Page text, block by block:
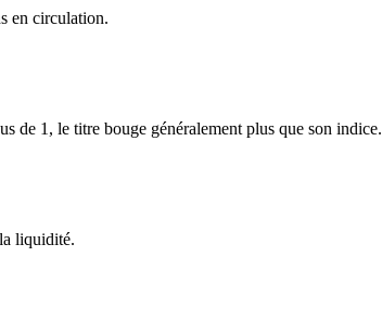
en circulation.
de 1, le titre bouge généralement plus que son indice.
liquidité.